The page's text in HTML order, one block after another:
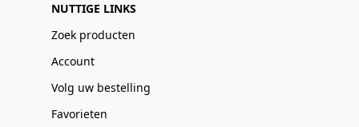
NUTTIGE LINKS
Zoek producten
Account
Volg uw bestelling
Favorieten